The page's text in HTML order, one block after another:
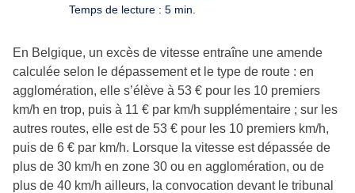
Temps de lecture : 5 min.
En Belgique, un excès de vitesse entraîne une amende
calculée selon le dépassement et le type de route : en
agglomération, elle s’élève à 53 € pour les 10 premiers
km/h en trop, puis à 11 € par km/h supplémentaire ; sur les
autres routes, elle est de 53 € pour les 10 premiers km/h,
puis de 6 € par km/h. Lorsque la vitesse est dépassée de
plus de 30 km/h en zone 30 ou en agglomération, ou de
plus de 40 km/h ailleurs, la convocation devant le tribunal